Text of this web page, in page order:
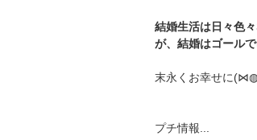
結婚生活は日々色
が、結婚はゴール
末永くお幸せに
プチ情報...